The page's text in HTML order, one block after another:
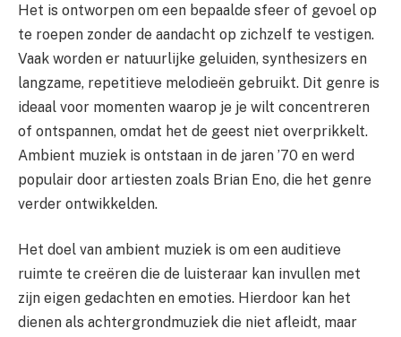
Het is ontworpen om een bepaalde sfeer of gevoel op
te roepen zonder de aandacht op zichzelf te vestigen.
Vaak worden er natuurlijke geluiden, synthesizers en
langzame, repetitieve melodieën gebruikt. Dit genre is
ideaal voor momenten waarop je je wilt concentreren
of ontspannen, omdat het de geest niet overprikkelt.
Ambient muziek is ontstaan in de jaren ’70 en werd
populair door artiesten zoals Brian Eno, die het genre
verder ontwikkelden.
Het doel van ambient muziek is om een auditieve
ruimte te creëren die de luisteraar kan invullen met
zijn eigen gedachten en emoties. Hierdoor kan het
dienen als achtergrondmuziek die niet afleidt, maar